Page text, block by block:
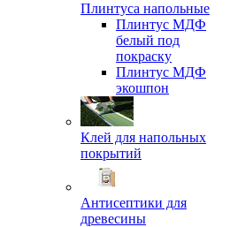
Плинтуса напольные
Плинтус МДФ
белый под
покраску
Плинтус МДФ
экошпон
Клей для напольных
покрытий
Антисептики для
древесины